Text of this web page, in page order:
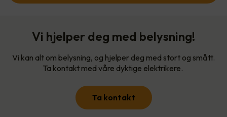
Vi hjelper deg med belysning!
Vi kan alt om belysning, og hjelper deg med stort og smått.
Ta kontakt med våre dyktige elektrikere.
Ta kontakt